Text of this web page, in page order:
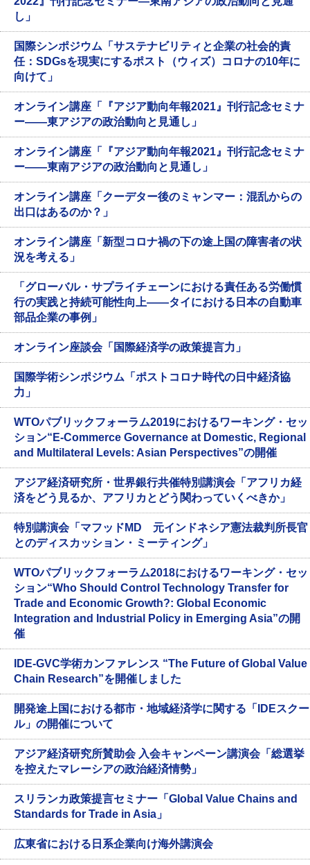
し」
国際シンポジウム「サステナビリティと企業の社会的責
任：SDGsを現実にするポスト（ウィズ）コロナの10年に
向けて」
オンライン講座「『アジア動向年報2021』刊行記念セミナ
ー――東アジアの政治動向と見通し」
オンライン講座「『アジア動向年報2021』刊行記念セミナ
ー――東南アジアの政治動向と見通し」
オンライン講座「クーデター後のミャンマー：混乱からの
出口はあるのか？」
オンライン講座「新型コロナ禍の下の途上国の障害者の状
況を考える」
「グローバル・サプライチェーンにおける責任ある労働慣
行の実践と持続可能性向上――タイにおける日本の自動車
部品企業の事例」
オンライン座談会「国際経済学の政策提言力」
国際学術シンポジウム「ポストコロナ時代の日中経済協
力」
WTOパブリックフォーラム2019におけるワーキング・セッ
ション“E-Commerce Governance at Domestic, Regional
and Multilateral Levels: Asian Perspectives”の開催
アジア経済研究所・世界銀行共催特別講演会「アフリカ経
済をどう見るか、アフリカとどう関わっていくべきか」
特別講演会「マフッドMD 元インドネシア憲法裁判所長官
とのディスカッション・ミーティング」
WTOパブリックフォーラム2018におけるワーキング・セッ
ション“Who Should Control Technology Transfer for
Trade and Economic Growth?: Global Economic
Integration and Industrial Policy in Emerging Asia”の開
催
IDE-GVC学術カンファレンス “The Future of Global Value
Chain Research”を開催しました
開発途上国における都市・地域経済学に関する「IDEスクー
ル」の開催について
アジア経済研究所賛助会 入会キャンペーン講演会「総選挙
を控えたマレーシアの政治経済情勢」
スリランカ政策提言セミナー「Global Value Chains and
Standards for Trade in Asia」
広東省における日系企業向け海外講演会